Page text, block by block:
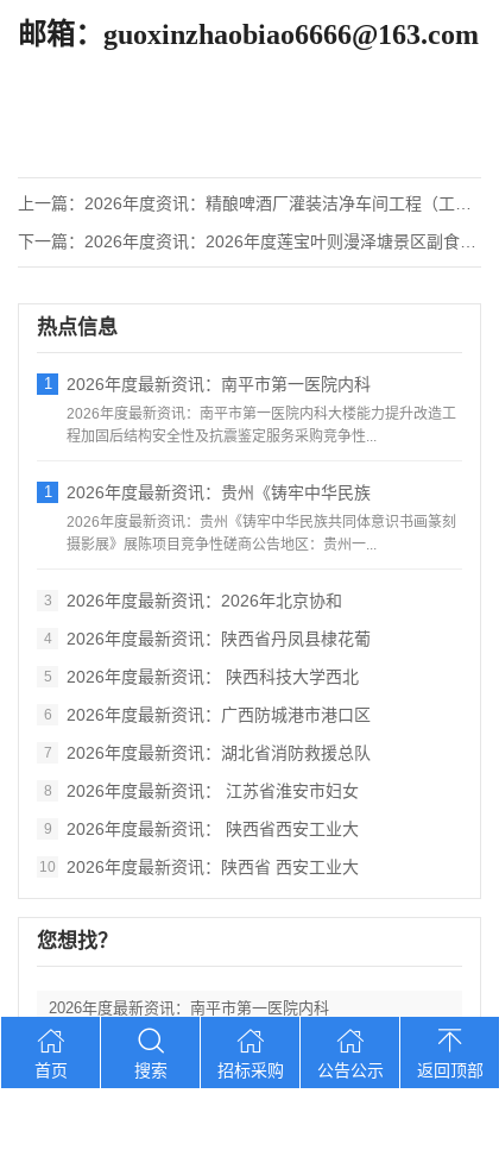
邮箱： guoxinzhaobiao6666@163.com
上一篇： 2026年度资讯：精酿啤酒厂灌装洁净车间工程（工程总承包）采
下一篇： 2026年度资讯：2026年度莲宝叶则漫泽塘景区副食供应商服
热点信息
1 2026年度最新资讯：南平市第一医院内科
2026年度最新资讯：南平市第一医院内科大楼能力提升改造工
程加固后结构安全性及抗震鉴定服务采购竞争性...
1 2026年度最新资讯：贵州《铸牢中华民族
2026年度最新资讯：贵州《铸牢中华民族共同体意识书画篆刻
摄影展》展陈项目竞争性磋商公告地区：贵州一...
3 2026年度最新资讯：2026年北京协和
4 2026年度最新资讯：陕西省丹凤县棣花葡
5 2026年度最新资讯： 陕西科技大学西北
6 2026年度最新资讯：广西防城港市港口区
7 2026年度最新资讯：湖北省消防救援总队
8 2026年度最新资讯： 江苏省淮安市妇女
9 2026年度最新资讯： 陕西省西安工业大
10 2026年度最新资讯：陕西省 西安工业大
您想找？
2026年度最新资讯：南平市第一医院内科
2026年度最新资讯：贵州《铸牢中华民族
首页 搜索 招标采购 公告公示 返回顶部